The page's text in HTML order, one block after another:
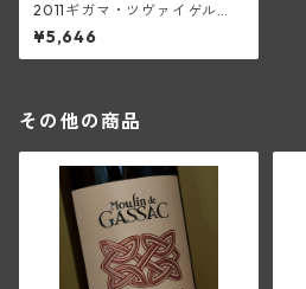
2011ギガマ・ツヴァイゲル
ト・レゼルヴェヴァート(レー
ト)
¥5,646
その他の商品